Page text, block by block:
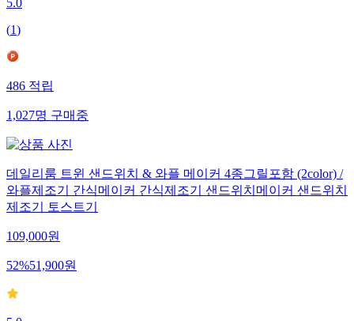
5.0
(1)
486적립
1,027명구매중
데일리룸 트윈 샌드위치 & 와플 메이커 4종그릴포함 (2color) /
와플제조기 간식메이커 간식제조기 샌드위치메이커 샌드위치
제조기 토스트기
109,000원
52%51,900원